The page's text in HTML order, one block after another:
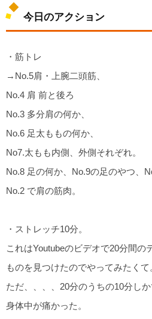
今日のアクション
・筋トレ
→No.5肩・上腕二頭筋、
No.4 肩 前と後ろ
No.3 多分肩の何か、
No.6 足太ももの何か、
No7.太もも内側、外側それぞれ。
No.8 足の何か、No.9の足のやつ、
No.2 で肩の筋肉。
・ストレッチ10分。
これはYoutubeのビデオで20分間の
ものを見つけたのでやってみたくて
ただ、、、、20分のうちの10分しか
身体中が痛かった。